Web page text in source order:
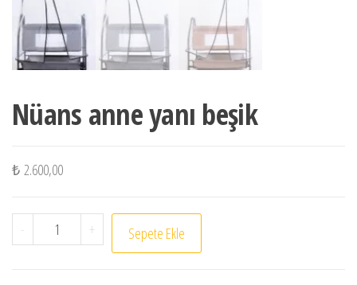
Nüans anne yanı beşik
₺ 2.600,00
- Nüans anne yanı beşik adet
+ Sepete Ekle